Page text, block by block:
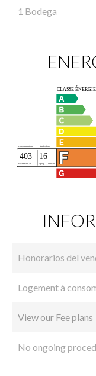
1 Bodega
Honorarios del
Logement à
View our Fee plans
No ongoing